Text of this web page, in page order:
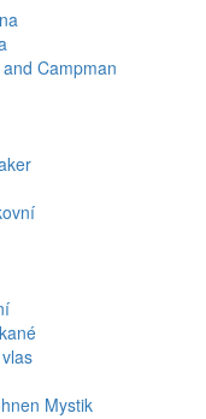
Campman
Mystik